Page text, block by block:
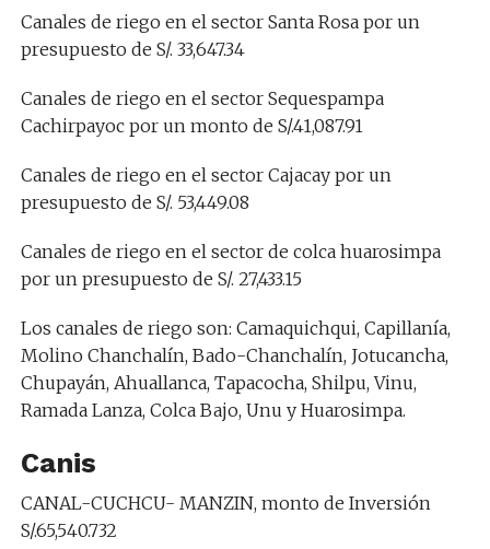
Canales de riego en el sector Santa Rosa por un
presupuesto de S/. 33,647.34
Canales de riego en el sector Sequespampa
Cachirpayoc por un monto de S/.41,087.91
Canales de riego en el sector Cajacay por un
presupuesto de S/. 53,449.08
Canales de riego en el sector de colca huarosimpa
por un presupuesto de S/. 27,433.15
Los canales de riego son: Camaquichqui, Capillanía,
Molino Chanchalín, Bado-Chanchalín, Jotucancha,
Chupayán, Ahuallanca, Tapacocha, Shilpu, Vinu,
Ramada Lanza, Colca Bajo, Unu y Huarosimpa.
Canis
CANAL-CUCHCU- MANZIN, monto de Inversión
S/.65,540.732